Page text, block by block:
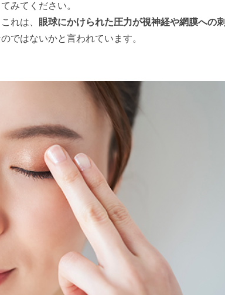
みてください。
れは、
眼球にかけられた圧力が視神経や網膜への刺
ではないかと言われています。